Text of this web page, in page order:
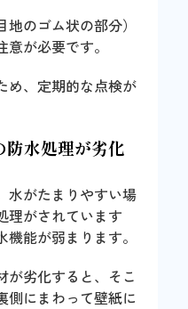
のゴム状の部分）
が必要です。
め、定期的な点検が
防水処理が劣化
水がたまりやすい場
理がされています
能が弱まります。
が劣化すると、そこ
側にまわって壁紙に